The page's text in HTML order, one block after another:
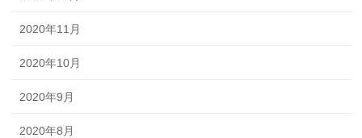
2020年11月
2020年10月
2020年9月
2020年8月